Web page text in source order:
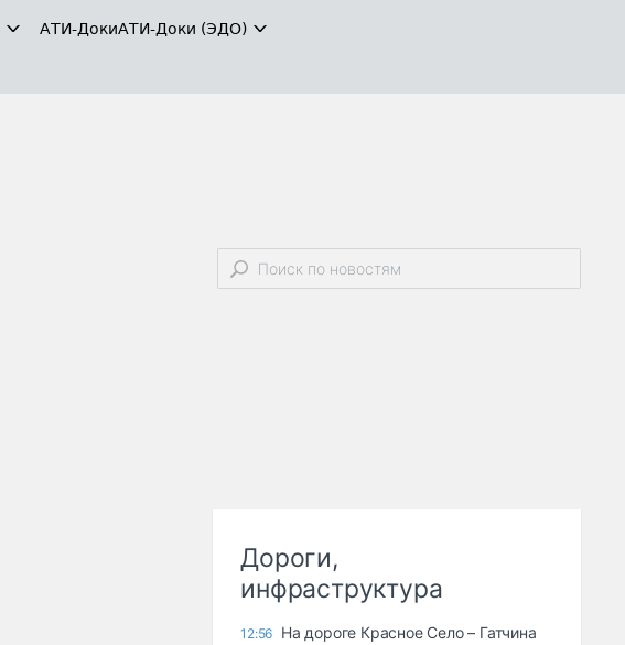
АТИ-ДокиАТИ-Доки (ЭДО)
Дороги,
инфраструктура
12:56 На дороге Красное Село – Гатчина